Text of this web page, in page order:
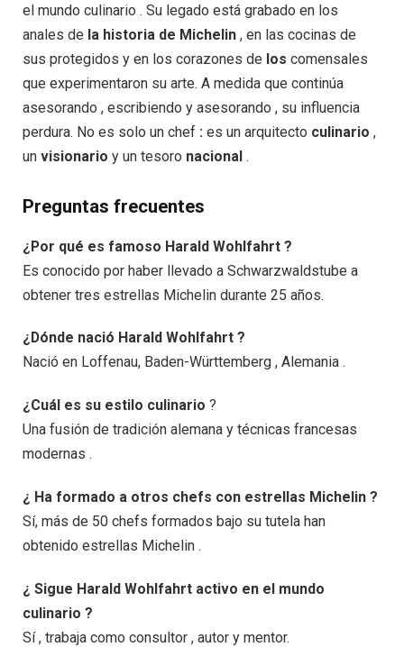
el mundo culinario . Su legado está grabado en los
anales de la historia de Michelin , en las cocinas de
sus protegidos y en los corazones de los comensales
que experimentaron su arte. A medida que continúa
asesorando , escribiendo y asesorando , su influencia
perdura. No es solo un chef : es un arquitecto culinario ,
un visionario y un tesoro nacional .
Preguntas frecuentes​
¿Por qué es famoso Harald Wohlfahrt ?
Es conocido por haber llevado a Schwarzwaldstube a
obtener tres estrellas Michelin durante 25 años.
¿Dónde nació Harald Wohlfahrt ?
Nació en Loffenau, Baden-Württemberg , Alemania .
¿Cuál es su estilo culinario ?
Una fusión de tradición alemana y técnicas francesas
modernas .
¿ Ha formado a otros chefs con estrellas Michelin ?
Sí, más de 50 chefs formados bajo su tutela han
obtenido estrellas Michelin .
¿ Sigue Harald Wohlfahrt activo en el mundo
culinario ?
Sí , trabaja como consultor , autor y mentor.